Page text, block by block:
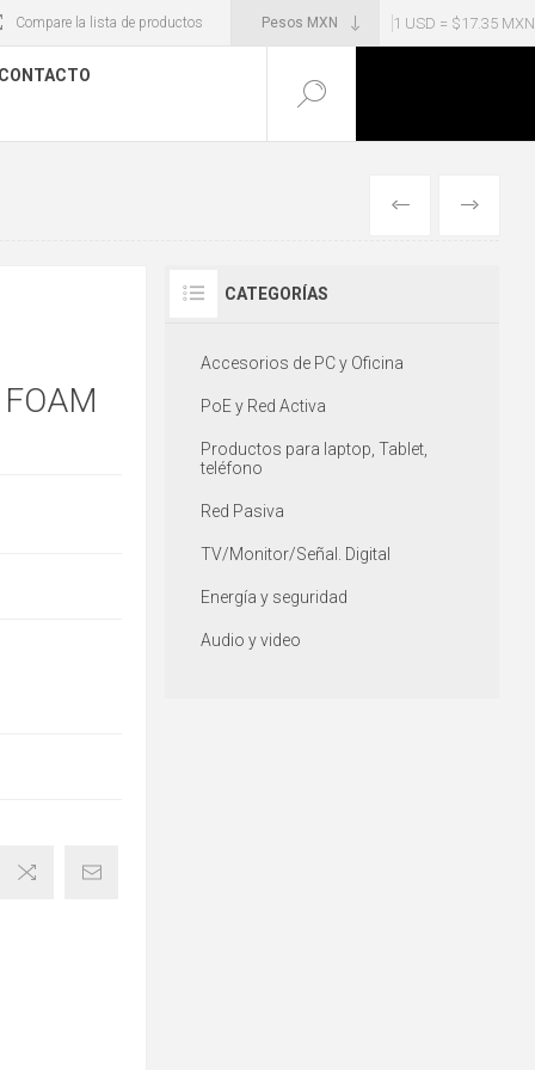
1 USD = $17.35 MXN
Compare la lista de productos
CONTACTO
ANTERIOR
CATEGORÍAS
Accesorios de PC y Oficina
PoE y Red Activa
Productos para laptop, Tablet,
teléfono
Red Pasiva
TV/Monitor/Señal. Digital
Energía y seguridad
Audio y video